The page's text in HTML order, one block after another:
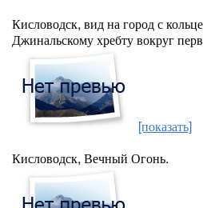
Кисловодск, вид на город с
Джинальскому хребту вокруг
[показать]
Кисловодск, Вечный Огонь.